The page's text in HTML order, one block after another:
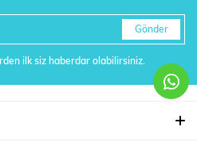
Gönder
ilk siz haberdar olabilirsiniz.